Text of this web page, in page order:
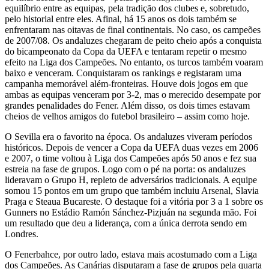
equilíbrio entre as equipas, pela tradição dos clubes e, sobretudo,
pelo historial entre eles. Afinal, há 15 anos os dois também se
enfrentaram nas oitavas de final continentais. No caso, os campeões
de 2007/08. Os andaluzes chegaram de peito cheio após a conquista
do bicampeonato da Copa da UEFA e tentaram repetir o mesmo
efeito na Liga dos Campeões. No entanto, os turcos também voaram
baixo e venceram. Conquistaram os rankings e registaram uma
campanha memorável além-fronteiras. Houve dois jogos em que
ambas as equipas venceram por 3-2, mas o merecido desempate por
grandes penalidades do Fener. Além disso, os dois times estavam
cheios de velhos amigos do futebol brasileiro – assim como hoje.
O Sevilla era o favorito na época. Os andaluzes viveram períodos
históricos. Depois de vencer a Copa da UEFA duas vezes em 2006
e 2007, o time voltou à Liga dos Campeões após 50 anos e fez sua
estreia na fase de grupos. Logo com o pé na porta: os andaluzes
lideravam o Grupo H, repleto de adversários tradicionais. A equipe
somou 15 pontos em um grupo que também incluiu Arsenal, Slavia
Praga e Steaua Bucareste. O destaque foi a vitória por 3 a 1 sobre os
Gunners no Estádio Ramón Sánchez-Pizjuán na segunda mão. Foi
um resultado que deu a liderança, com a única derrota sendo em
Londres.
O Fenerbahce, por outro lado, estava mais acostumado com a Liga
dos Campeões. As Canárias disputaram a fase de grupos pela quarta